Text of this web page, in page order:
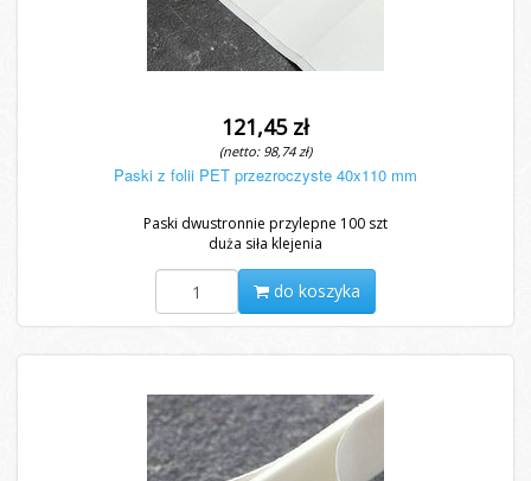
121,45 zł
(netto: 98,74 zł)
Paski z folii PET przezroczyste 40x110 mm
Paski dwustronnie przylepne 100 szt
duża siła klejenia
do koszyka